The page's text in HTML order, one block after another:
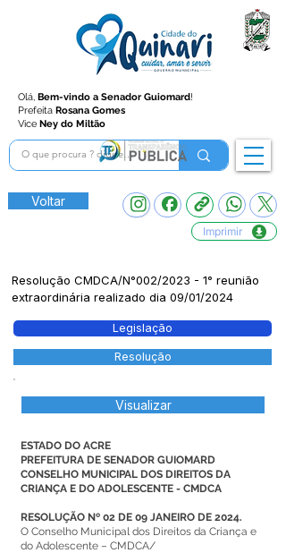
Olá, Bem-vindo a Senador Guiomard!
Prefeita Rosana Gomes
Vice Ney do Miltão
Voltar
Imprimir
Resolução CMDCA/N°002/2023 - 1° reunião
extraordinária realizado dia 09/01/2024
Legislação
Resolução
Visualizar
ESTADO DO ACRE
PREFEITURA DE SENADOR GUIOMARD
CONSELHO MUNICIPAL DOS DIREITOS DA
CRIANÇA E DO ADOLESCENTE - CMDCA
RESOLUÇÃO Nº 02 DE 09 JANEIRO DE 2024.
O Conselho Municipal dos Direitos da Criança e
do Adolescente – CMDCA/